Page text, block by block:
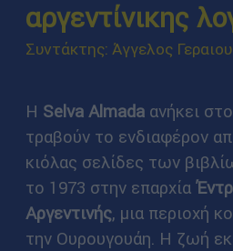
αργεντίνικης
Συντάκτης: Άγγελος
Η Selva Almadaανήκει
τραβούν το ενδιαφέρον
κιόλας σελίδες των
το 1973 στην επαρχία
Αργεντινής, μια περιοχή
την Ουρουγουάη. Η ζωή